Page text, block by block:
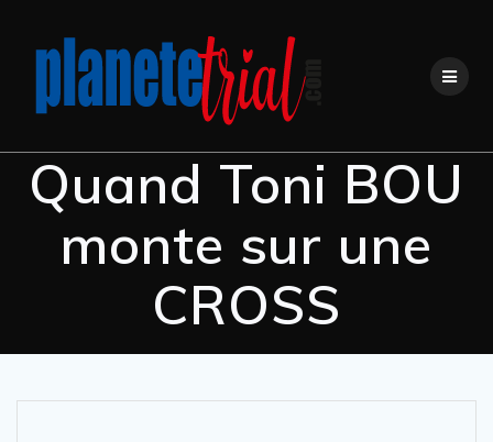
content
Quand Toni BOU
monte sur une
CROSS